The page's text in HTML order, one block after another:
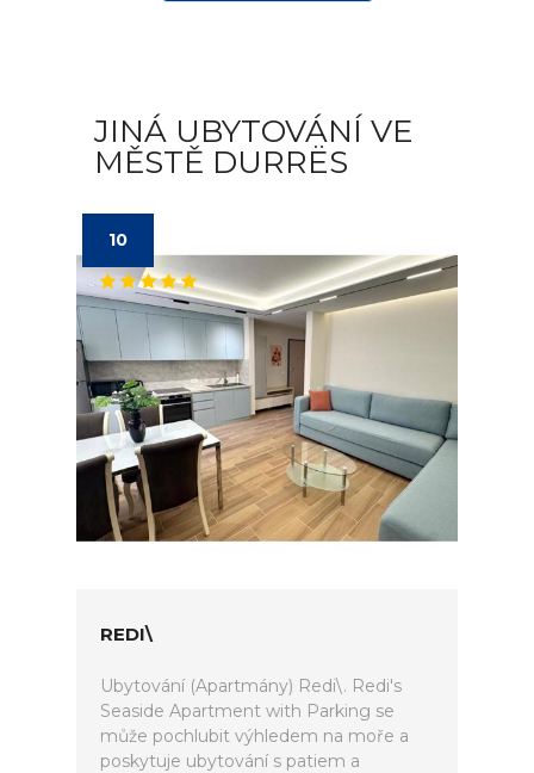
JINÁ UBYTOVÁNÍ VE
MĚSTĚ DURRËS
10
REDI\
Ubytování (Apartmány) Redi\. Redi's
Seaside Apartment with Parking se
může pochlubit výhledem na moře a
poskytuje ubytování s patiem a